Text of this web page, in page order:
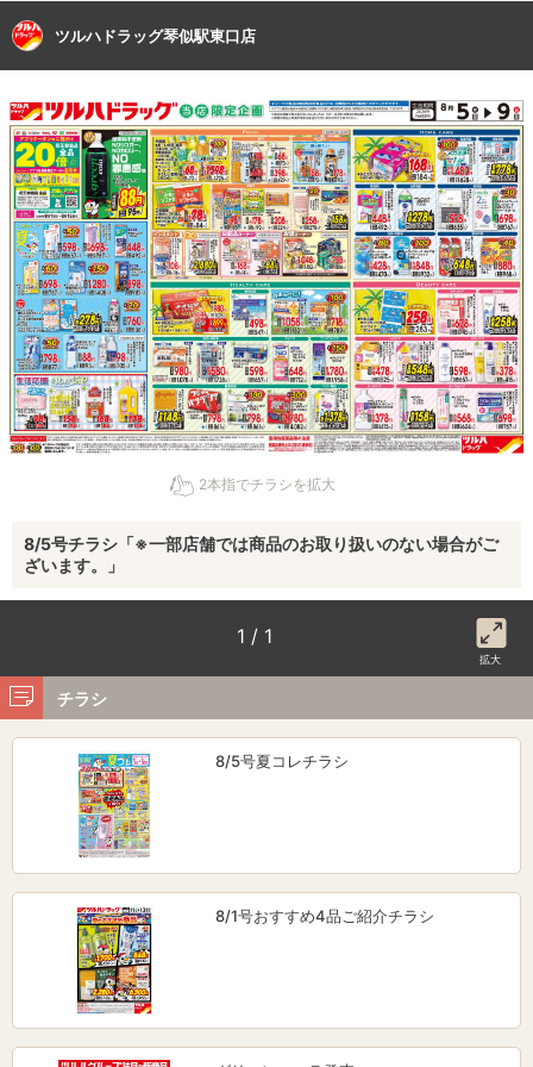
ツルハドラッグ琴似駅東口店
2本指でチラシを拡大
8/5号チラシ「※一部店舗では商品のお取り扱いのない場合がご
ざいます。」
1 / 1
拡大
チラシ
8/5号夏コレチラシ
8/1号おすすめ4品ご紹介チラシ